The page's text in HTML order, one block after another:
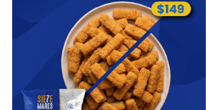
PESCADO CRUDO
Ver 5 artículos
Recomendados
Filtrando por: Pescados / Mariscos Pescado crudo
Quitar filtros